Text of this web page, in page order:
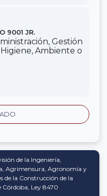
9001 JR.
Gestión
Ambiente o
de la Ingeniería,
Agrimensura, Agronomía y
de la Construcción de la
Córdoba, Ley 8470